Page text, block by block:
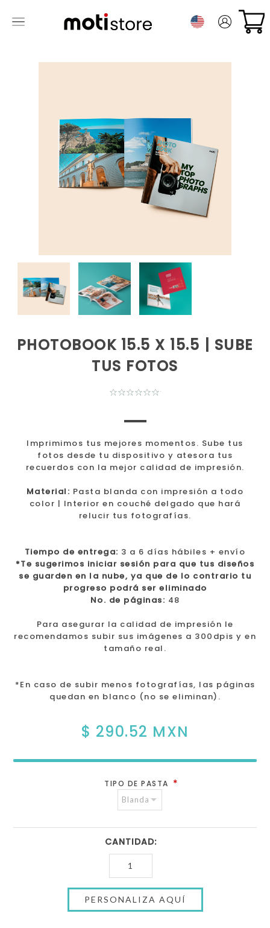
PHOTOBOOK 15.5 X 15.5 | SUBE
TUS FOTOS
Imprimimos tus mejores momentos. Sube tus
fotos desde tu dispositivo y atesora tus
recuerdos con la mejor calidad de impresión.
Material: Pasta blanda con impresión a todo
color | Interior en couché delgado que hará
relucir tus fotografías.
Tiempo de entrega: 3 a 6 días hábiles + envío
*Te sugerimos iniciar sesión para que tus diseños
se guarden en la nube, ya que de lo contrario tu
progreso podrá ser eliminado
No. de páginas: 48
Para asegurar la calidad de impresión le
recomendamos subir sus imágenes a 300dpis y en
tamaño real.
*En caso de subir menos fotografías, las páginas
quedan en blanco (no se eliminan).
$ 290.52 MXN
TIPO DE PASTA *
CANTIDAD: